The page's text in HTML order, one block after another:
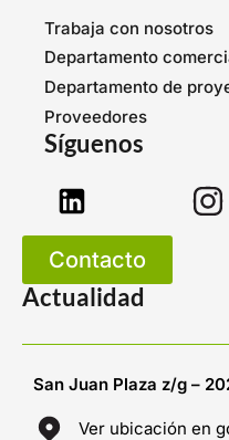
Trabaja con nosotros
Departamento
Departamento de
Proveedores
Síguenos
Contacto
Actualidad
San Juan Plaza z/g –
Ver ubicación en